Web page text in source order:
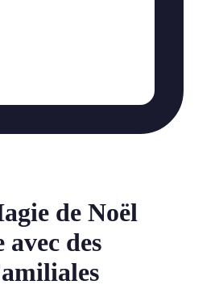
de Noël
des